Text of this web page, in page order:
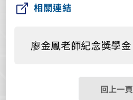
相關連結
廖金鳳老師紀念獎學金
回上一頁